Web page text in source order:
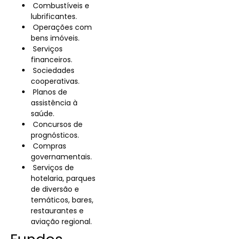
Combustíveis e
lubrificantes.
Operações com
bens imóveis.
Serviços
financeiros.
Sociedades
cooperativas.
Planos de
assistência à
saúde.
Concursos de
prognósticos.
Compras
governamentais.
Serviços de
hotelaria, parques
de diversão e
temáticos, bares,
restaurantes e
aviação regional.